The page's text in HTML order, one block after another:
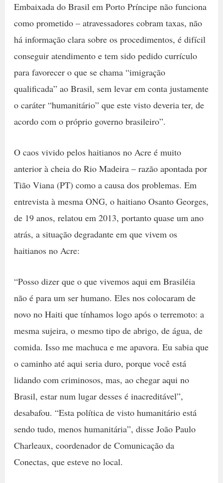
Embaixada do Brasil em Porto Príncipe não funciona
como prometido – atravessadores cobram taxas, não
há informação clara sobre os procedimentos, é difícil
conseguir atendimento e tem sido pedido currículo
para favorecer o que se chama “imigração
qualificada” ao Brasil, sem levar em conta justamente
o caráter “humanitário” que este visto deveria ter, de
acordo com o próprio governo brasileiro”.
O caos vivido pelos haitianos no Acre é muito
anterior à cheia do Rio Madeira – razão apontada por
Tião Viana (PT) como a causa dos problemas. Em
entrevista à mesma ONG, o haitiano Osanto Georges,
de 19 anos, relatou em 2013, portanto quase um ano
atrás, a situação degradante em que vivem os
haitianos no Acre:
“Posso dizer que o que vivemos aqui em Brasiléia
não é para um ser humano. Eles nos colocaram de
novo no Haiti que tínhamos logo após o terremoto: a
mesma sujeira, o mesmo tipo de abrigo, de água, de
comida. Isso me machuca e me apavora. Eu sabia que
o caminho até aqui seria duro, porque você está
lidando com criminosos, mas, ao chegar aqui no
Brasil, estar num lugar desses é inacreditável”,
desabafou. “Esta política de visto humanitário está
sendo tudo, menos humanitária”, disse João Paulo
Charleaux, coordenador de Comunicação da
Conectas, que esteve no local.